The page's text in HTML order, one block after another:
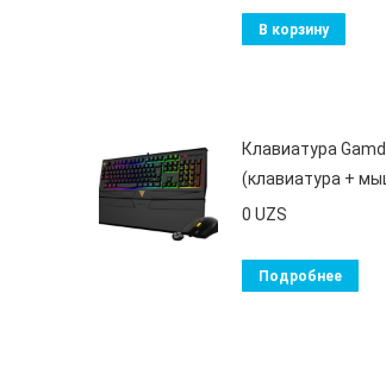
В корзину
Клавиатура
(клавиатура +
0 UZS
Подробнее